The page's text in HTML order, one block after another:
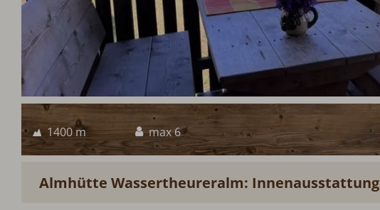
1400 m max 6
Almhütte Wassertheureralm: Innenausstattung